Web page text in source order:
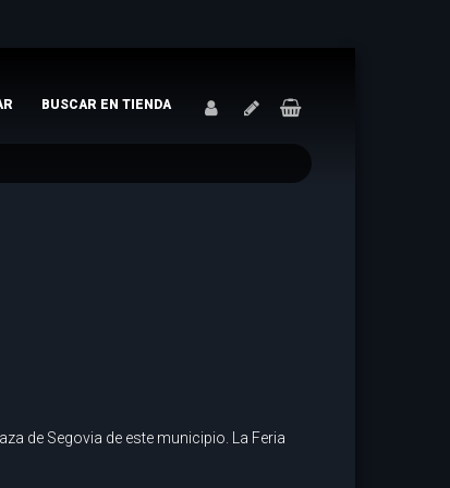
BUSCAR EN TIENDA
de Segovia de este municipio. La Feria